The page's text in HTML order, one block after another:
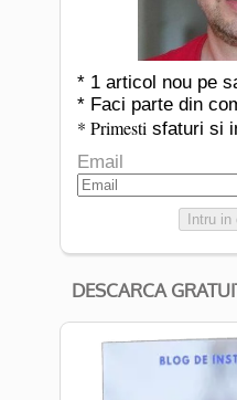
* 1 articol nou pe
* Faci parte din
* Primesti sfaturi si
Email
Intru
DESCARCA